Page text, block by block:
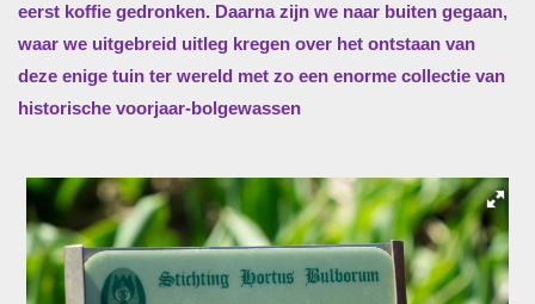
eerst koffie gedronken. Daarna zijn we naar buiten gegaan,
waar we uitgebreid uitleg kregen over het ontstaan van
deze enige tuin ter wereld met zo een enorme collectie van
historische voorjaar-bolgewassen